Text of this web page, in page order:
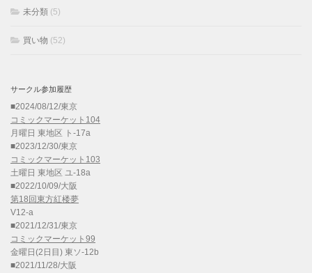
未分類 (5)
買い物 (52)
サークル参加履歴
■2024/08/12/東京
コミックマーケット104
月曜日 東地区 ト-17a
■2023/12/30/東京
コミックマーケット103
土曜日 東地区 ユ-18a
■2022/10/09/大阪
第18回東方紅楼夢
V12-a
■2021/12/31/東京
コミックマーケット99
金曜日(2日目) 東ソ-12b
■2021/11/28/大阪